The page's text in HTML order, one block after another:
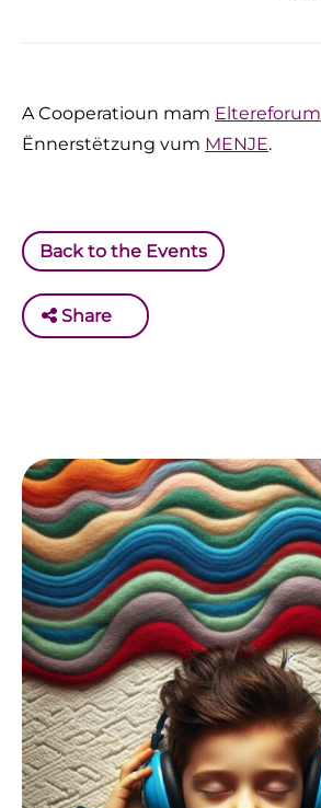
A Cooperatioun mam Eltereforum
Ënnerstëtzung vum MENJE.
Back to the Events
Share